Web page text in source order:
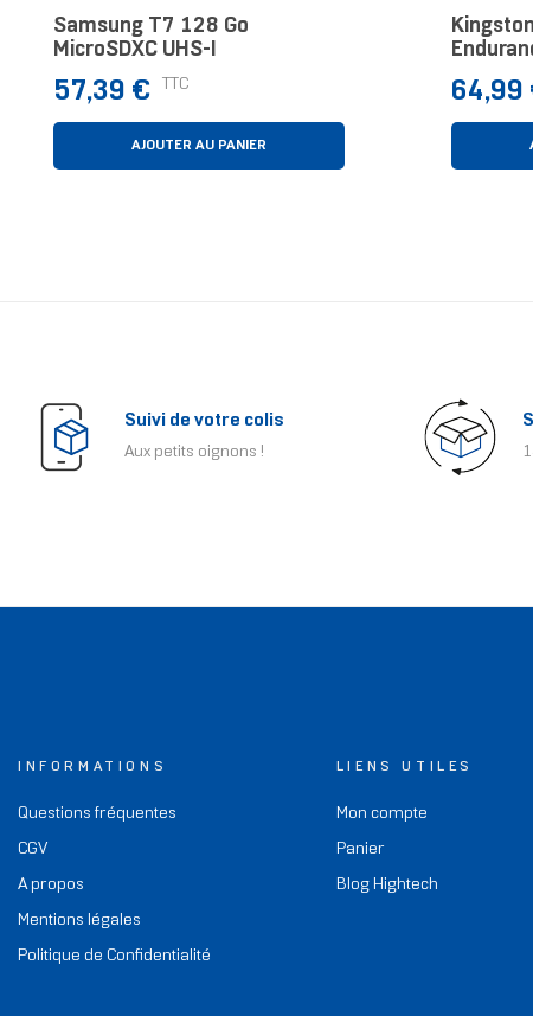
Samsung T7 128 Go
MicroSDXC UHS-I
Prix
57,39 € TTC
AJOUTER AU PANIER
UHS-I
Prix
64,99
Suivi de votre colis
Aux petits oignons !
INFORMATIONS
Questions fréquentes
CGV
A propos
Mentions légales
Politique de Confidentialité
LIENS UTILES
Mon compte
Panier
Blog Hightech